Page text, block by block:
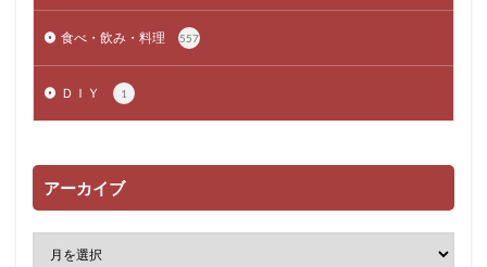
食べ・飲み・料理 557
ＤＩＹ 1
アーカイブ